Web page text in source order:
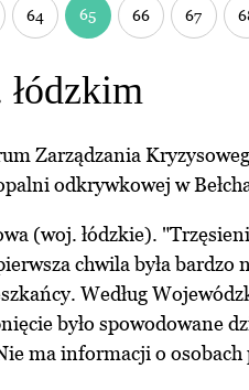
64 65 66 67
Zarządzania
odkrywkowej w
(woj. łódzkie).
chwila była
Według
było spowodowane
ma informacji o osobach